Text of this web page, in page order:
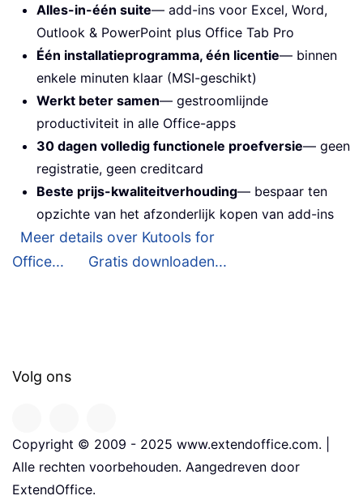
Alles-in-één suite— add-ins voor Excel, Word,
Outlook & PowerPoint plus Office Tab Pro
Één installatieprogramma, één licentie— binnen
enkele minuten klaar (MSI-geschikt)
Werkt beter samen— gestroomlijnde
productiviteit in alle Office-apps
30 dagen volledig functionele proefversie— geen
registratie, geen creditcard
Beste prijs-kwaliteitverhouding— bespaar ten
opzichte van het afzonderlijk kopen van add-ins
Meer details over Kutools for
Office...
Gratis downloaden...
Volg ons
Copyright © 2009 - 2025 www.extendoffice.com. |
Alle rechten voorbehouden. Aangedreven door
ExtendOffice.